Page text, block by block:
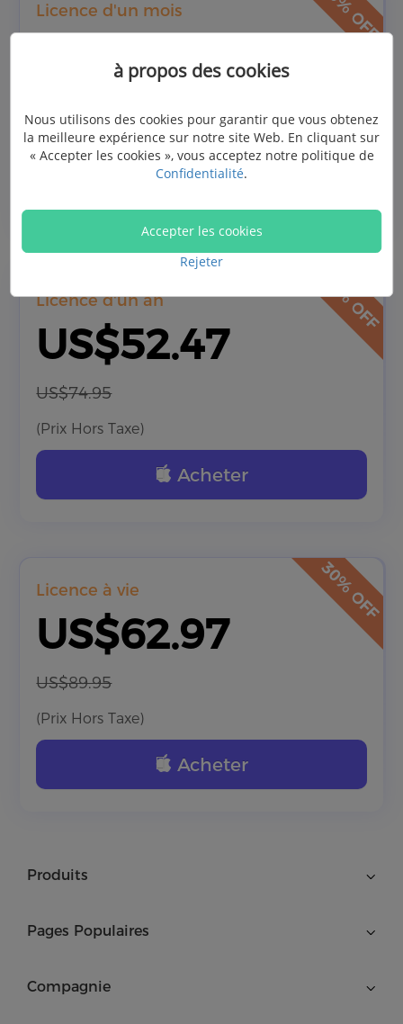
Licence d'un mois
US$39.87
(Prix Hors Taxe)
Acheter
Licence d'un an
US$52.47
US$74.95
(Prix Hors Taxe)
Acheter
Licence à vie
US$62.97
US$89.95
(Prix Hors Taxe)
Acheter
Produits
Pages Populaires
Compagnie
à propos des cookies
Nous utilisons des cookies pour garantir que vous obtenez
la meilleure expérience sur notre site Web. En cliquant sur
« Accepter les cookies », vous acceptez notre politique de
Confidentialité.
Accepter les cookies
Rejeter